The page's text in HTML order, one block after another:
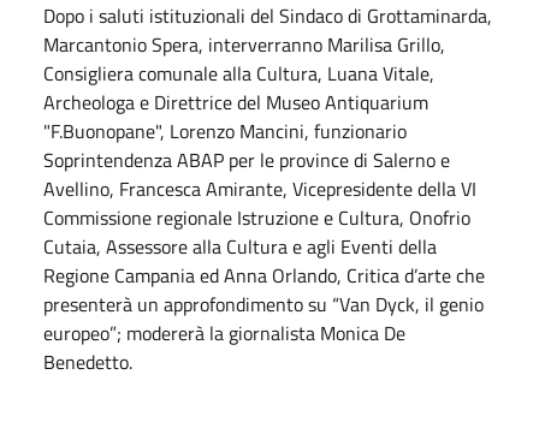
Dopo i saluti istituzionali del Sindaco di Grottaminarda,
Marcantonio Spera, interverranno Marilisa Grillo,
Consigliera comunale alla Cultura, Luana Vitale,
Archeologa e Direttrice del Museo Antiquarium
"F.Buonopane", Lorenzo Mancini, funzionario
Soprintendenza ABAP per le province di Salerno e
Avellino, Francesca Amirante, Vicepresidente della VI
Commissione regionale Istruzione e Cultura, Onofrio
Cutaia, Assessore alla Cultura e agli Eventi della
Regione Campania ed Anna Orlando, Critica d’arte che
presenterà un approfondimento su “Van Dyck, il genio
europeo”; modererà la giornalista Monica De
Benedetto.